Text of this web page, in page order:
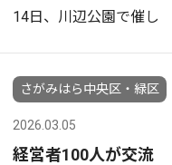
14日、川辺公園で催し
さがみはら中央区・緑区
2026.03.05
経営者100人が交流